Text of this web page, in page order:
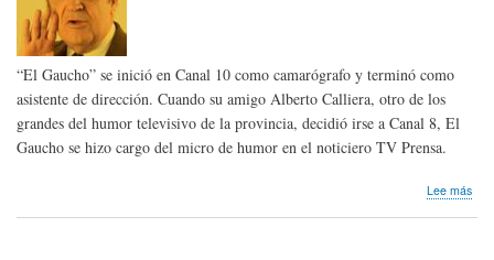
“El Gaucho” se inició en Canal 10 como camarógrafo y terminó como
asistente de dirección. Cuando su amigo Alberto Calliera, otro de los
grandes del humor televisivo de la provincia, decidió irse a Canal 8, El
Gaucho se hizo cargo del micro de humor en el noticiero TV Prensa.
Lee más